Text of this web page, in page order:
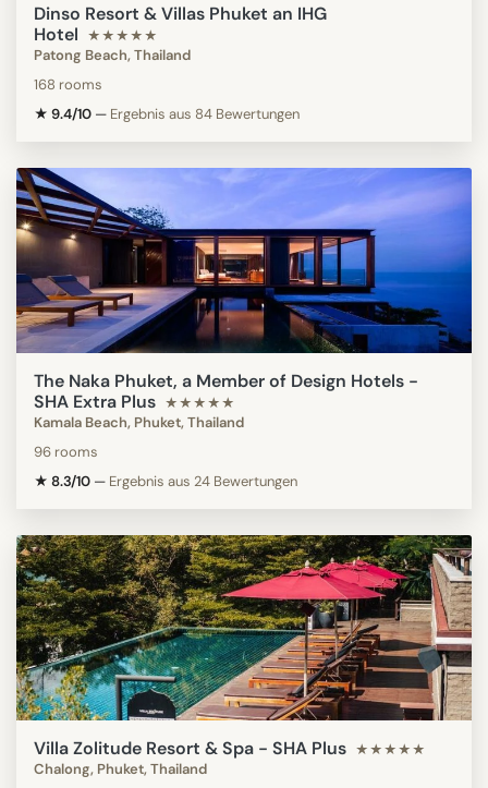
Dinso Resort & Villas Phuket an IHG
Hotel
★★★★★
Patong Beach, Thailand
168 rooms
★ 9.4/10 — Ergebnis aus 84 Bewertungen
The Naka Phuket, a Member of Design Hotels -
SHA Extra Plus ★★★★★
Kamala Beach, Phuket, Thailand
96 rooms
★ 8.3/10 — Ergebnis aus 24 Bewertungen
Villa Zolitude Resort & Spa - SHA Plus ★★★★★
Chalong, Phuket, Thailand